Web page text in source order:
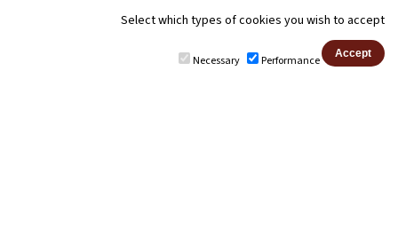
Select which types of cookies you wish to accept
Necessary Performance